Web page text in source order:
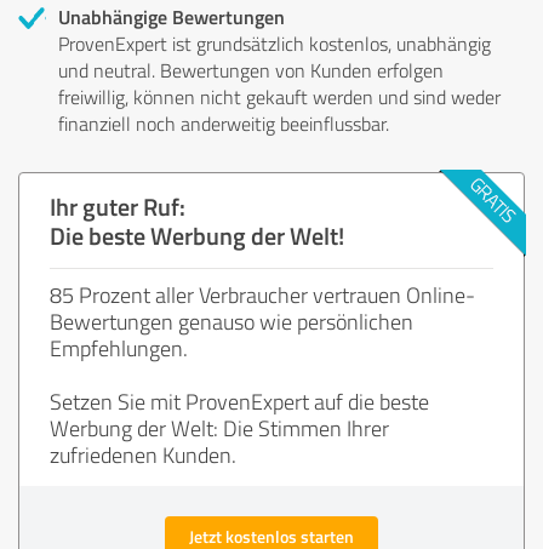
Unabhängige Bewertungen
ProvenExpert ist grundsätzlich kostenlos, unabhängig
und neutral. Bewertungen von Kunden erfolgen
freiwillig, können nicht gekauft werden und sind weder
finanziell noch anderweitig beeinflussbar.
Ihr guter Ruf:
Die beste Werbung der Welt!
85 Prozent aller Verbraucher vertrauen Online-
Bewertungen genauso wie persönlichen
Empfehlungen.
Setzen Sie mit ProvenExpert auf die beste
Werbung der Welt: Die Stimmen Ihrer
zufriedenen Kunden.
Jetzt kostenlos starten